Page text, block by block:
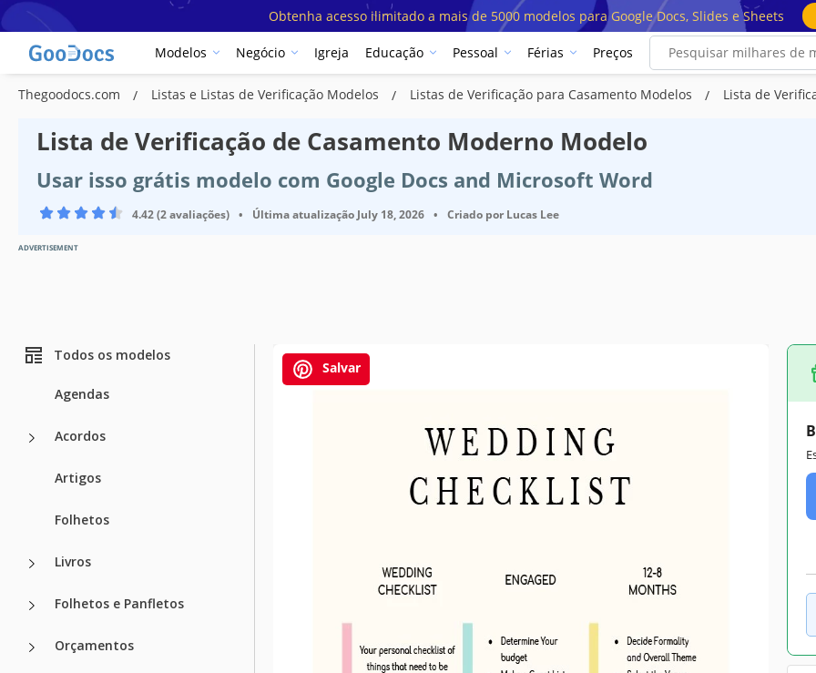
Obtenha acesso ilimitado a mais de 5000 modelos para Google Docs, Slides e Sheets
Modelos Negócio Igreja Educação Pessoal Férias Preços
Thegoodocs.com Listas e Listas de Verificação Modelos Listas de Verificação para Casamento Modelos Lista de
Lista de Verificação de Casamento Moderno Modelo
Usar isso grátis modelo com Google Docs and Microsoft Word
4.42 (2 avaliações) • Última atualização July 18, 2026 • Criado por Lucas Lee
ADVERTISEMENT
Todos os modelos
Agendas
Acordos
Artigos
Folhetos
Livros
Folhetos e Panfletos
Orçamentos
Salvar